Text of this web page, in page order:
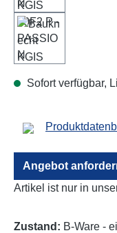
Sofort verfügbar,
Angebot
Artikel ist nur in
Zustand: B-Ware -